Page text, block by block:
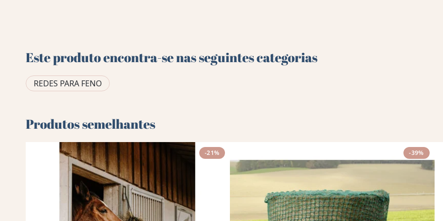
Este produto encontra-se nas seguintes categorias
REDES PARA FENO
Produtos semelhantes
-21% -39%